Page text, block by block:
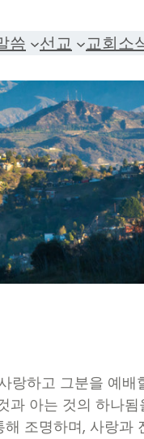
씀 선교 교회소
랑하고 그분을 예배
과 아는 것의 하나됨
조명하며, 사랑과